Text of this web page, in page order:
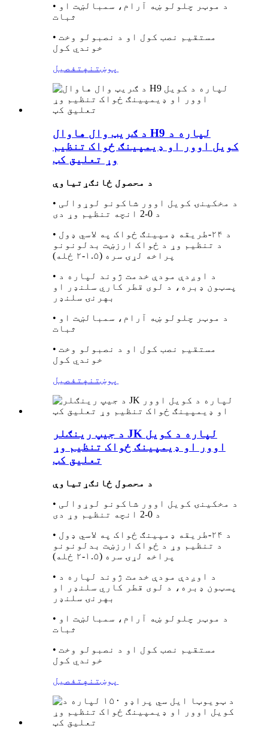
• د موټر چلولو ښه آرام، سمبالښت او
ثبات
• مستقیم نصب کول او د نصبولو وخت
خوندي کول
پوښتنه تفصیل
د ګریټ وال هاوال H9 لپاره د
کویل اوور او ډیمپینګ ځواک تنظیم
وړ تعلیق کټ
د محصول ځانګړتیاوې
• د مخکینۍ کویل اوور شاکونو لوړوالی
د 0-2 انچه تنظیم وړ دی
• د ۲۴-طریقه ډمپینګ ځواک په لاسي ډول
د تنظیم وړ د ځواک ارزښت بدلونونو
پراخه لړۍ سره (۱.۵-۲ ځله)
• د اوږدې مودې خدمت ژوند لپاره د
پسټون ډبره، د لوی قطر کاري سلنډر او
بهرنۍ سلنډر
• د موټر چلولو ښه آرام، سمبالښت او
ثبات
• مستقیم نصب کول او د نصبولو وخت
خوندي کول
پوښتنه تفصیل
د جیپ رینګلر JK لپاره د کویل
اوور او ډیمپینګ ځواک تنظیم وړ
تعلیق کټ
د محصول ځانګړتیاوې
• د مخکینۍ کویل اوور شاکونو لوړوالی
د 0-2 انچه تنظیم وړ دی
• د ۲۴-طریقه ډمپینګ ځواک په لاسي ډول
د تنظیم وړ د ځواک ارزښت بدلونونو
پراخه لړۍ سره (۱.۵-۲ ځله)
• د اوږدې مودې خدمت ژوند لپاره د
پسټون ډبره، د لوی قطر کاري سلنډر او
بهرنۍ سلنډر
• د موټر چلولو ښه آرام، سمبالښت او
ثبات
• مستقیم نصب کول او د نصبولو وخت
خوندي کول
پوښتنه تفصیل